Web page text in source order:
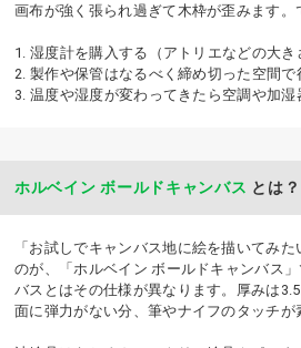
画布が強く張られ過ぎて木枠が歪みます
1. 湿度計を購入する（アトリエなどの大
2. 製作や保管はなるべく締め切った空間
3. 温度や湿度が変わってきたら空調や加
ホルベイン ボールドキャンバス とは？
「お試しでキャンバス地に絵を描いてみ
のが、「ホルベイン ボールドキャンバス
バスとはその仕様が異なります。厚みは
面に弾力がない分、筆やナイフのタッチが